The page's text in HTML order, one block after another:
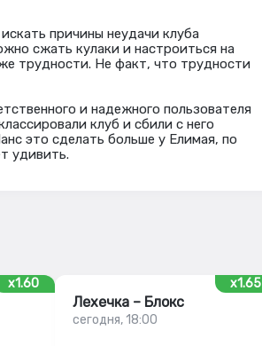
причины неудачи клуба
сжать кулаки и настроиться на
трудности. Не факт, что трудности
и надежного пользователя
клуб и сбили с него
это сделать больше у Елимая, по
удивить.
x1.60 x1.65
Лехечка – Блокс
сегодня, 18:00